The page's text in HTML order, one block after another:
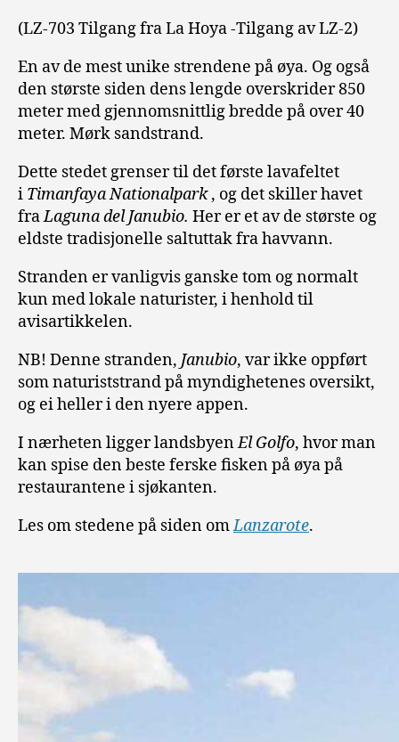
(LZ-703 Tilgang fra La Hoya -Tilgang av LZ-2)
En av de mest unike strendene på øya. Og også
den største siden dens lengde overskrider 850
meter med gjennomsnittlig bredde på over 40
meter. Mørk sandstrand.
Dette stedet grenser til det første lavafeltet
i Timanfaya Nationalpark, og det skiller havet
fraLaguna del Janubio. Her er et av de største og
eldste tradisjonelle saltuttak fra havvann.
Stranden er vanligvis ganske tom og normalt
kun med lokale naturister, i henhold til
avisartikkelen.
NB! Denne stranden, Janubio, var ikke oppført
som naturiststrand på myndighetenes oversikt,
og ei heller i den nyere appen.
I nærheten ligger landsbyenEl Golfo, hvor man
kan spise den beste ferske fisken på øya på
restaurantene i sjøkanten.
Les om stedene på siden omLanzarote.